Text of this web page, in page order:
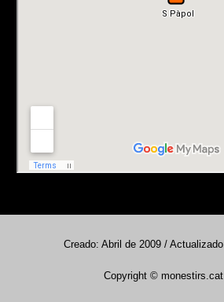
Creado: Abril de 2009 /